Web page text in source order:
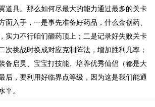
道具。那么如何尽最大的能力通过最多的关卡
面入手，一是事先准备好药品，什么金创药、
实力不行咱们砸药顶上；二是记录好失败关卡
次挑战时换成对应克制阵法，增加胜利几率；
备启灵、宝宝打技能、培养优秀仙侣（都是大
后，要利用好临界点等级，因为这是我们能通
平。